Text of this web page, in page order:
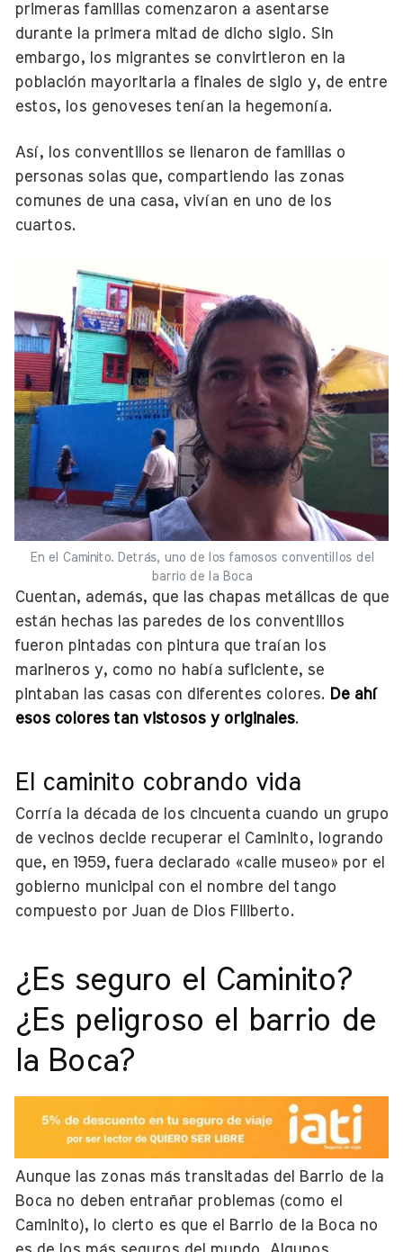
primeras familias comenzaron a asentarse
durante la primera mitad de dicho siglo. Sin
embargo, los migrantes se convirtieron en la
población mayoritaria a finales de siglo y, de entre
estos, los genoveses tenían la hegemonía.
Así, los conventillos se llenaron de familias o
personas solas que, compartiendo las zonas
comunes de una casa, vivían en uno de los
cuartos.
En el Caminito. Detrás, uno de los famosos conventillos del
barrio de la Boca
Cuentan, además, que las chapas metálicas de que
están hechas las paredes de los conventillos
fueron pintadas con pintura que traían los
marineros y, como no había suficiente, se
pintaban las casas con diferentes colores. De ahí
esos colores tan vistosos y originales.
El caminito cobrando vida
Corría la década de los cincuenta cuando un grupo
de vecinos decide recuperar el Caminito, logrando
que, en 1959, fuera declarado «calle museo» por el
gobierno municipal con el nombre del tango
compuesto por Juan de Dios Filiberto.
¿Es seguro el Caminito?
¿Es peligroso el barrio de
la Boca?
Aunque las zonas más transitadas del Barrio de la
Boca no deben entrañar problemas (como el
Caminito), lo cierto es que el Barrio de la Boca no